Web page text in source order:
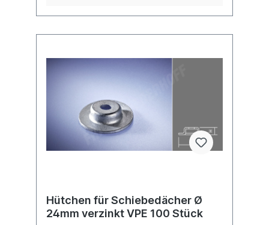
Hütchen für Schiebedächer Ø
24mm verzinkt VPE 100 Stück